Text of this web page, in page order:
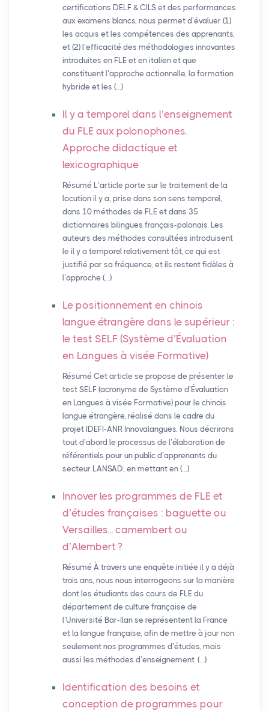
certifications DELF & CILS et des performances
aux examens blancs, nous permet d’évaluer (1)
les acquis et les compétences des apprenants,
et (2) l’efficacité des méthodologies innovantes
introduites en FLE et en italien et que
constituent l’approche actionnelle, la formation
hybride et les (…)
Il y a temporel dans l’enseignement
du FLE aux polonophones.
Approche didactique et
lexicographique
Résumé L’article porte sur le traitement de la
locution il y a, prise dans son sens temporel,
dans 10 méthodes de FLE et dans 35
dictionnaires bilingues français-polonais. Les
auteurs des méthodes consultées introduisent
le il y a temporel relativement tôt, ce qui est
justifié par sa fréquence, et ils restent fidèles à
l’approche (…)
Le positionnement en chinois
langue étrangère dans le supérieur :
le test SELF (Système d’Évaluation
en Langues à visée Formative)
Résumé Cet article se propose de présenter le
test SELF (acronyme de Système d’Évaluation
en Langues à visée Formative) pour le chinois
langue étrangère, réalisé dans le cadre du
projet IDEFI-ANR Innovalangues. Nous décrirons
tout d’abord le processus de l’élaboration de
référentiels pour un public d’apprenants du
secteur LANSAD, en mettant en (…)
Innover les programmes de FLE et
d’études françaises : baguette ou
Versailles... camembert ou
d’Alembert ?
Résumé À travers une enquête initiée il y a déjà
trois ans, nous nous interrogeons sur la manière
dont les étudiants des cours de FLE du
département de culture française de
l’Université Bar-Ilan se représentent la France
et la langue française, afin de mettre à jour non
seulement nos programmes d’études, mais
aussi les méthodes d’enseignement. (…)
Identification des besoins et
conception de programmes pour